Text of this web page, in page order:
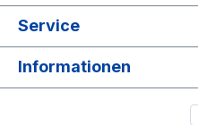
Service
Informationen